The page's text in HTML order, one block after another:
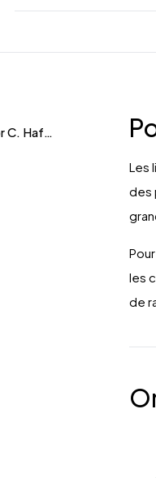
Pourquoi choisir les lingots d’or C. Hafner ?
Les
des
les
de